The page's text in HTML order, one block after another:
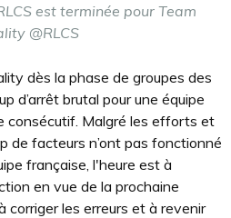
est terminée pour Team
@RLCS
dès la phase de groupes des
d’arrêt brutal pour une équipe
consécutif. Malgré les efforts et
de facteurs n’ont pas fonctionné
française, l'heure est à
en vue de la prochaine
corriger les erreurs et à revenir